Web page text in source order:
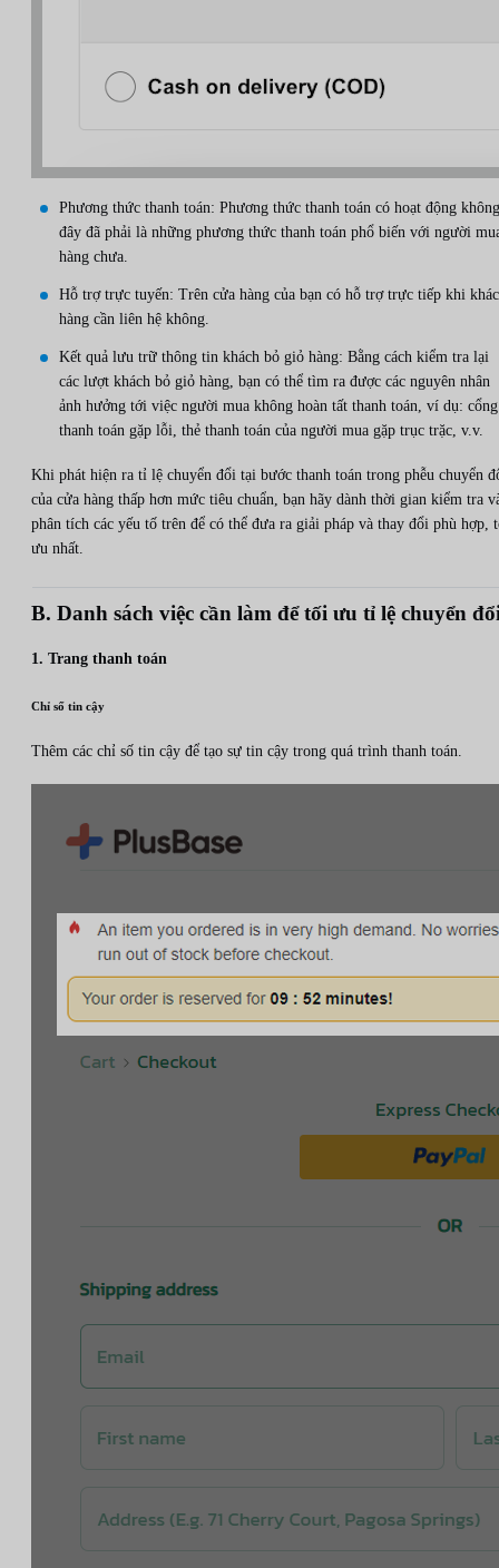
Phương thức thanh toán: Phương thức thanh toán có hoạt động
đây đã phải là những phương thức thanh toán phổ biến với người
hàng chưa.
Hỗ trợ trực tuyến: Trên cửa hàng của bạn có hỗ trợ trực tiếp khi
hàng cần liên hệ không.
Kết quả lưu trữ thông tin khách bỏ giỏ hàng: Bằng cách kiểm tra lại
các lượt khách bỏ giỏ hàng, bạn có thể tìm ra được các nguyên nhân
ảnh hưởng tới việc người mua không hoàn tất thanh toán, ví dụ: cổng
thanh toán gặp lỗi, thẻ thanh toán của người mua gặp trục trặc, v.v.
Khi phát hiện ra tỉ lệ chuyển đổi tại bước thanh toán trong phễu chuyển
của cửa hàng thấp hơn mức tiêu chuẩn, bạn hãy dành thời gian kiểm tra
phân tích các yếu tố trên để có thể đưa ra giải pháp và thay đổi phù hợp,
ưu nhất.
B. Danh sách việc cần làm để tối ưu tỉ lệ chuyển
1. Trang thanh toán
Chỉ số tin cậy
Thêm các chỉ số tin cậy để tạo sự tin cậy trong quá trình thanh toán.